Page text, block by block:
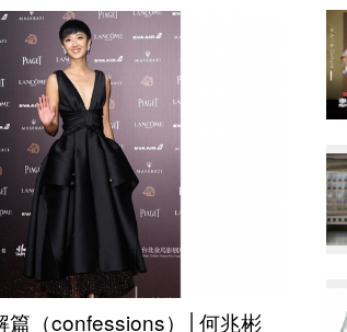
篇（confessions）│何兆彬